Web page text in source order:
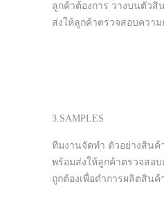
ลูกค้าต้องการ วางบนตัวสิ
ส่งให้ลูกค้าตรวจสอบความ
3.SAMPLES
ทีมงานจัดทำ ตัวอย่างสินค้
พร้อมส่งให้ลูกค้าตรวจสอบ
ถูกต้องเพื่อดำการผลิตสินค้